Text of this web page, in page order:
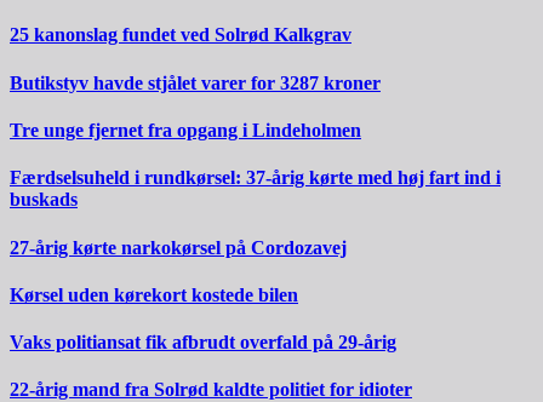
25 kanonslag fundet ved Solrød Kalkgrav
Butikstyv havde stjålet varer for 3287 kroner
Tre unge fjernet fra opgang i Lindeholmen
Færdselsuheld i rundkørsel: 37-årig kørte med høj fart ind i
buskads
27-årig kørte narkokørsel på Cordozavej
Kørsel uden kørekort kostede bilen
Vaks politiansat fik afbrudt overfald på 29-årig
22-årig mand fra Solrød kaldte politiet for idioter